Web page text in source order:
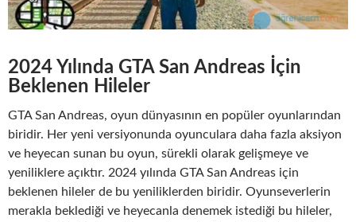
2024 Yılında GTA San Andreas İçin
Beklenen Hileler
GTA San Andreas, oyun dünyasının en popüler oyunlarından
biridir. Her yeni versiyonunda oyunculara daha fazla aksiyon
ve heyecan sunan bu oyun, sürekli olarak gelişmeye ve
yeniliklere açıktır. 2024 yılında GTA San Andreas için
beklenen hileler de bu yeniliklerden biridir. Oyunseverlerin
merakla beklediği ve heyecanla denemek istediği bu hileler,